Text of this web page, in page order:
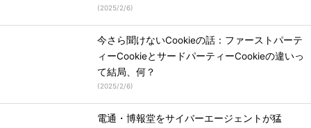
(2025/2/6)
今さら聞けないCookieの話：ファーストパーテ
ィーCookieとサードパーティーCookieの違いっ
て結局、何？
(2025/2/6)
電通・博報堂をサイバーエージェントが猛